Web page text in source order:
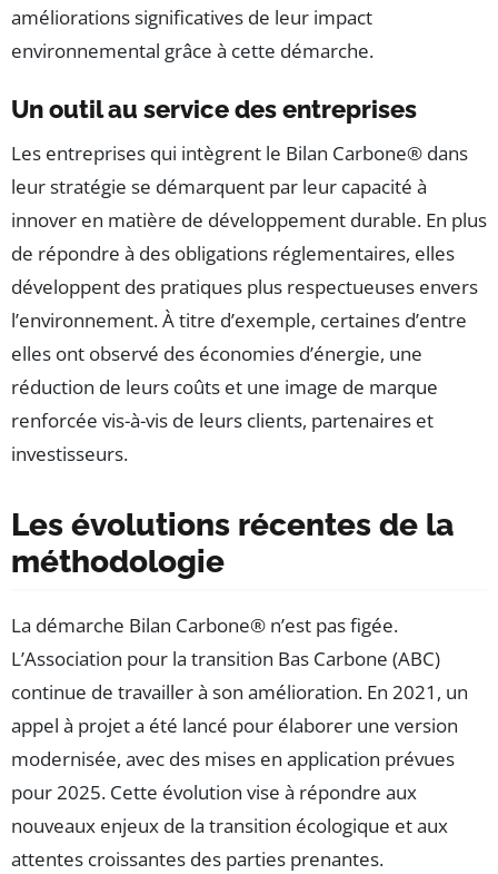
améliorations significatives de leur impact
environnemental grâce à cette démarche.
Un outil au service des entreprises
Les entreprises qui intègrent le Bilan Carbone® dans
leur stratégie se démarquent par leur capacité à
innover en matière de développement durable. En plus
de répondre à des obligations réglementaires, elles
développent des pratiques plus respectueuses envers
l’environnement. À titre d’exemple, certaines d’entre
elles ont observé des économies d’énergie, une
réduction de leurs coûts et une image de marque
renforcée vis-à-vis de leurs clients, partenaires et
investisseurs.
Les évolutions récentes de la
méthodologie
La démarche Bilan Carbone® n’est pas figée.
L’Association pour la transition Bas Carbone (ABC)
continue de travailler à son amélioration. En 2021, un
appel à projet a été lancé pour élaborer une version
modernisée, avec des mises en application prévues
pour 2025. Cette évolution vise à répondre aux
nouveaux enjeux de la transition écologique et aux
attentes croissantes des parties prenantes.